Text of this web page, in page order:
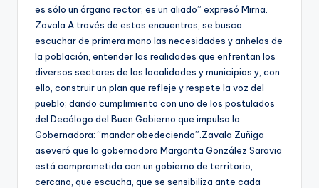
es sólo un órgano rector; es un aliado” expresó Mirna.
Zavala.A través de estos encuentros, se busca
escuchar de primera mano las necesidades y anhelos de
la población, entender las realidades que enfrentan los
diversos sectores de las localidades y municipios y, con
ello, construir un plan que refleje y respete la voz del
pueblo; dando cumplimiento con uno de los postulados
del Decálogo del Buen Gobierno que impulsa la
Gobernadora: “mandar obedeciendo”.Zavala Zuñiga
aseveró que la gobernadora Margarita González Saravia
está comprometida con un gobierno de territorio,
cercano, que escucha, que se sensibiliza ante cada